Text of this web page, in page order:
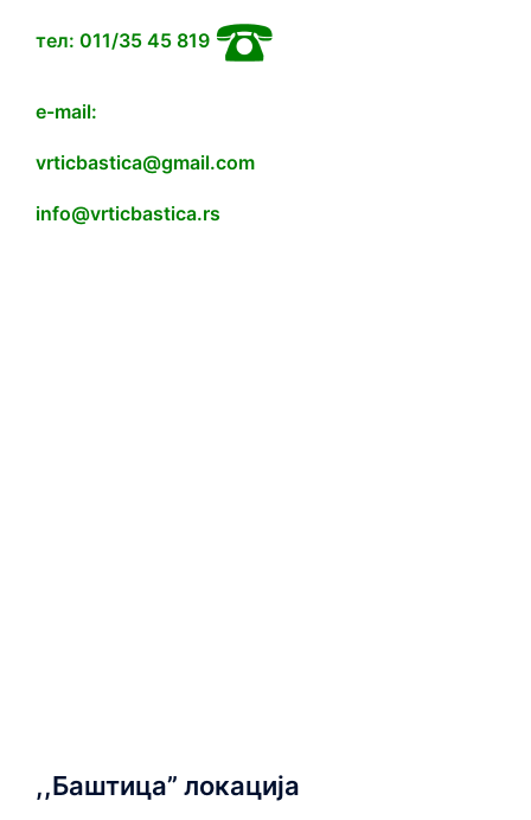
тел: 011/35 45 819
e-mail:
vrticbastica@gmail.com
info@vrticbastica.rs
,,Баштица” локација